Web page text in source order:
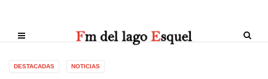
DESTACADAS NOTICIAS